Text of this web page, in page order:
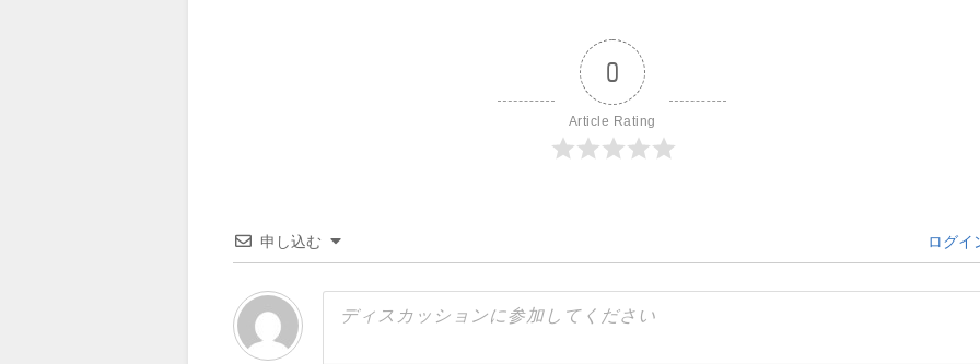
0
Article Rating
申し込む ログイ